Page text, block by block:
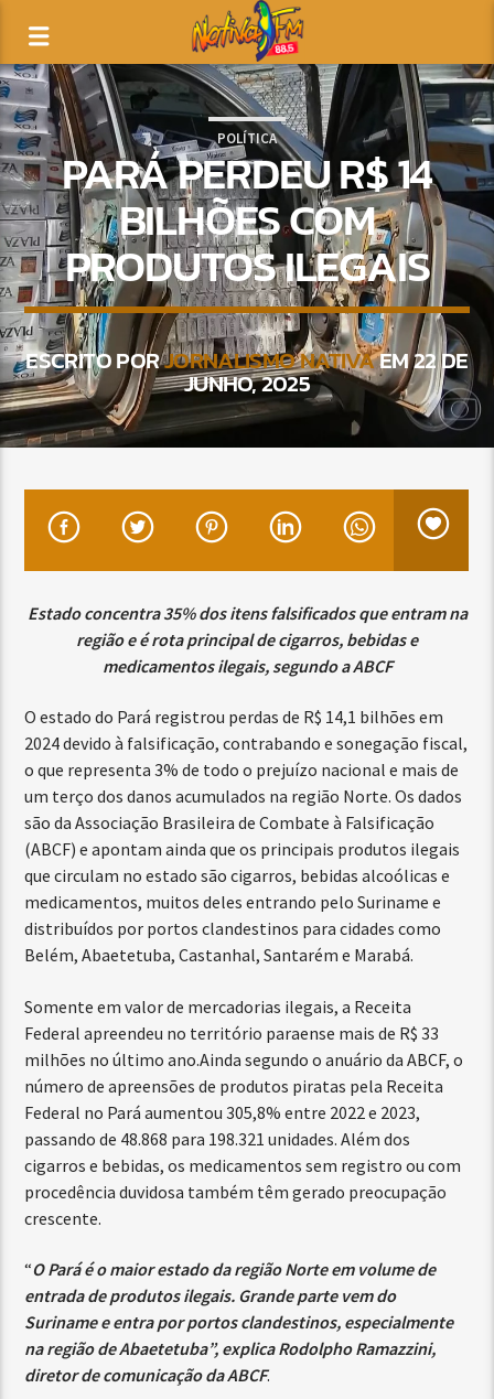
POLÍTICA
PARÁ PERDEU R$ 14
BILHÕES COM
PRODUTOS ILEGAIS
ESCRITO PORJORNALISMO NATIVAEM 22 DE
JUNHO, 2025
Estado concentra 35% dos itens falsificados que entram na
região e é rota principal de cigarros, bebidas e
medicamentos ilegais, segundo a ABCF
O estado do Pará registrou perdas de R$ 14,1 bilhões em
2024 devido à falsificação, contrabando e sonegação fiscal,
o que representa 3% de todo o prejuízo nacional e mais de
um terço dos danos acumulados na região Norte. Os dados
são da Associação Brasileira de Combate à Falsificação
(ABCF) e apontam ainda que os principais produtos ilegais
que circulam no estado são cigarros, bebidas alcoólicas e
medicamentos, muitos deles entrando pelo Suriname e
distribuídos por portos clandestinos para cidades como
Belém, Abaetetuba, Castanhal, Santarém e Marabá.
Somente em valor de mercadorias ilegais, a Receita
Federal apreendeu no território paraense mais de R$ 33
milhões no último ano.Ainda segundo o anuário da ABCF, o
número de apreensões de produtos piratas pela Receita
Federal no Pará aumentou 305,8% entre 2022 e 2023,
passando de 48.868 para 198.321 unidades. Além dos
cigarros e bebidas, os medicamentos sem registro ou com
procedência duvidosa também têm gerado preocupação
crescente.
“O Pará é o maior estado da região Norte em volume de
entrada de produtos ilegais. Grande parte vem do
Suriname e entra por portos clandestinos, especialmente
na região de Abaetetuba”, explica Rodolpho Ramazzini,
diretor de comunicação da ABCF.